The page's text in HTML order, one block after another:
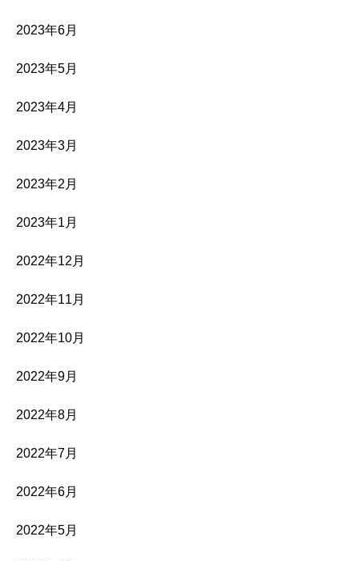
2023年6月
2023年5月
2023年4月
2023年3月
2023年2月
2023年1月
2022年12月
2022年11月
2022年10月
2022年9月
2022年8月
2022年7月
2022年6月
2022年5月